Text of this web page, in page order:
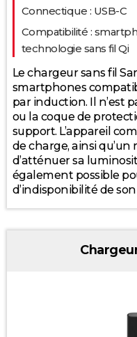
20
30
Connectique : USB-C
Compatibilité :
technologie sans fil Qi
Le chargeur sans fil
smartphones
par induction. Il n’est
ou la coque de
support. L’appareil
de charge, ainsi
d’atténuer sa
également possible
d’indisponibilité de